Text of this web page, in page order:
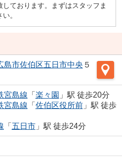
ております。まずはスタッフま
。
島市佐伯区五日市中央 ５
宮島線 「 楽々園 」駅 徒歩20分
宮島線 「 佐伯区役所前」駅 徒歩
「 五日市」駅 徒歩24分